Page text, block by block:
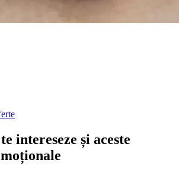
intereseze și aceste